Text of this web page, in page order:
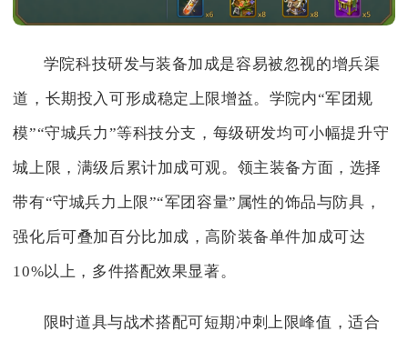
学院科技研发与装备加成是容易被忽视的增兵渠
道，长期投入可形成稳定上限增益。学院内“军团规
模”“守城兵力”等科技分支，每级研发均可小幅提升守
城上限，满级后累计加成可观。领主装备方面，选择
带有“守城兵力上限”“军团容量”属性的饰品与防具，
强化后可叠加百分比加成，高阶装备单件加成可达
10%以上，多件搭配效果显著。
限时道具与战术搭配可短期冲刺上限峰值，适合